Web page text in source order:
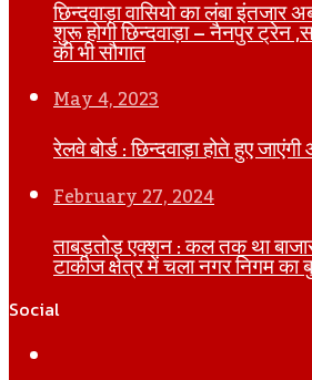
छिन्दवाड़ा वासियो का लंबा
शुरू होगी छिन्दवाड़ा – नैनपुर ट्रेन
की भी सौगात
May 4, 2023
रेलवे बोर्ड : छिन्दवाड़ा होते हुए
February 27, 2024
ताबड़तोड़ एक्शन : कल तक था
टाकीज क्षेत्र में चला नगर निगम का
Social